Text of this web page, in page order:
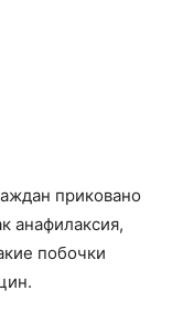
приковано
анафилаксия,
побочки